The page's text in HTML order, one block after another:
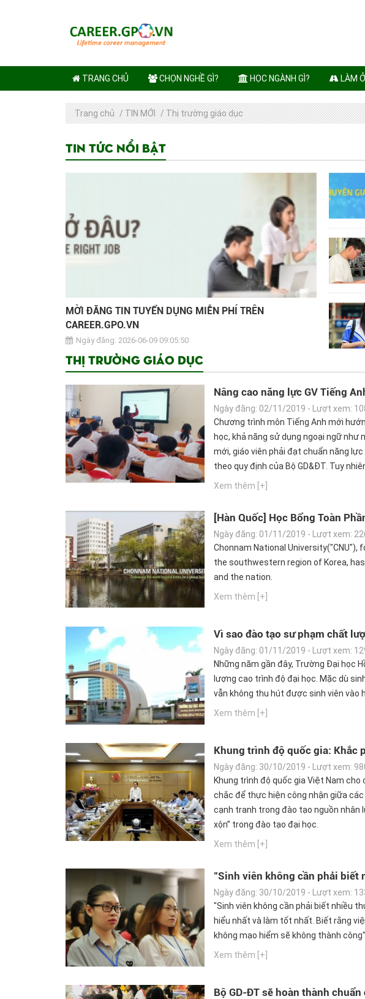
TRANG CHỦ CHỌN NGHỀ GÌ? HỌC NGÀNH GÌ? LÀM
Trang chủ / TIN MỚI / Thị trường giáo dục
Tin tức nổi bật
MỜI ĐĂNG TIN TUYỂN DỤNG MIỄN PHÍ TRÊN
CAREER.GPO.VN
Ngày đăng: 2026-06-09 09:05:50
Thị trường giáo dục
Nâng cao năng lực GV Tiếng
chiến lược
Ngày đăng: 02/11/2019 - Lượt xem:
Chương trình môn Tiếng Anh mới
học, khả năng sử dụng ngoại ngữ
mới, giáo viên phải đạt chuẩn năng
theo quy định của Bộ GD&ĐT. Tuy
Xem thêm [+]
[Hàn Quốc] Học Bổng Toàn
2019-2020
Ngày đăng: 01/11/2019 - Lượt xem:
Chonnam National
the southwestern region of Korea,
and the nation.
Xem thêm [+]
Vì sao đào tạo sư phạm chất
viên?
Ngày đăng: 01/11/2019 - Lượt xem:
Những năm gần đây, Trường Đại học
lượng cao trình độ đại học. Mặc dù
vẫn không thu hút được sinh viên vào
Xem thêm [+]
Khung trình độ quốc gia: Khắc
học
Ngày đăng: 30/10/2019 - Lượt xem:
Khung trình độ quốc gia Việt Nam
chắc để thực hiện công nhận giữa
cạnh tranh trong đào tạo nguồn nhân
xộn” trong đào tạo đại học.
Xem thêm [+]
"Sinh viên không cần phải biết
Ngày đăng: 30/10/2019 - Lượt xem:
"Sinh viên không cần phải biết nhiều
hiểu nhất và làm tốt nhất. Biết rằng
không mạo hiểm sẽ không thành công".
Xem thêm [+]
Bộ GD-ĐT sẽ hoàn thành